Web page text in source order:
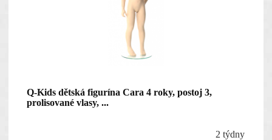
Q-Kids dětská figurína Cara 4 roky, postoj 3,
prolisované vlasy, ...
2 týdny